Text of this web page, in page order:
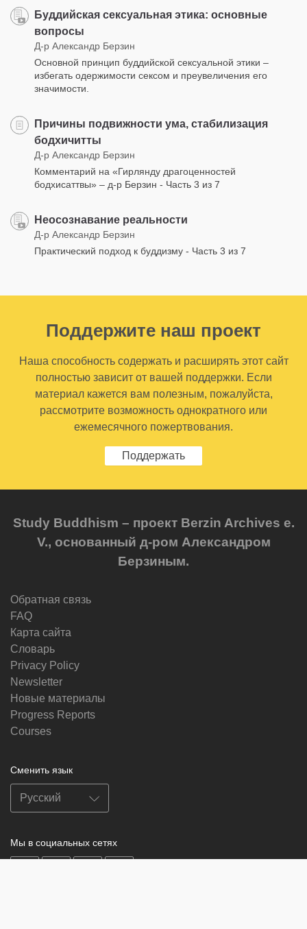
Буддийская сексуальная этика: основные
вопросы
Д-р Александр Берзин
Основной принцип буддийской сексуальной этики –
избегать одержимости сексом и преувеличения его
значимости.
Причины подвижности ума, стабилизация
бодхичитты
Д-р Александр Берзин
Комментарий на «Гирлянду драгоценностей
бодхисаттвы» – д-р Берзин - Часть 3 из 7
Неосознавание реальности
Д-р Александр Берзин
Практический подход к буддизму - Часть 3 из 7
Поддержите наш проект
Наша способность содержать и расширять этот сайт
полностью зависит от вашей поддержки. Если
материал кажется вам полезным, пожалуйста,
рассмотрите возможность однократного или
ежемесячного пожертвования.
Поддержать
Study Buddhism – проект Berzin Archives e.
V., основанный д-ром Александром
Берзиным.
Обратная связь
FAQ
Карта сайта
Словарь
Privacy Policy
Newsletter
Новые материалы
Progress Reports
Courses
Сменить язык
Мы в социальных сетях
on
on
on
on